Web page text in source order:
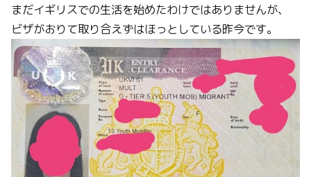
まだイギリスでの生活を始めたわけではありませんが、
ビザがおりて取り合えずはほっとしている昨今です。